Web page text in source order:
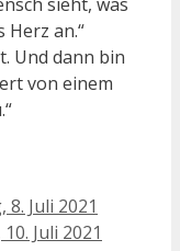
an.“
Und dann bin
von einem
Juli 2021
Juli 2021